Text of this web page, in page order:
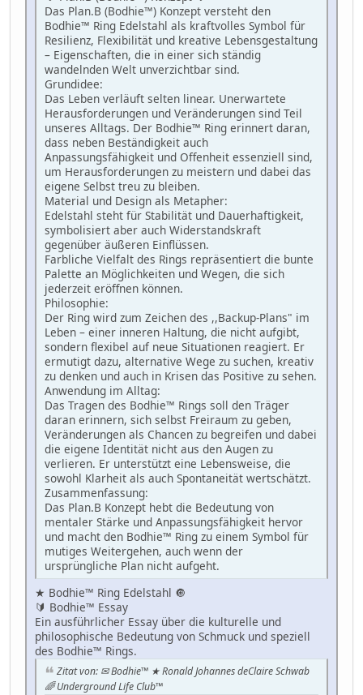
Das Plan.B (Bodhie™) Konzept versteht den
Bodhie™ Ring Edelstahl als kraftvolles Symbol für
Resilienz, Flexibilität und kreative Lebensgestaltung
– Eigenschaften, die in einer sich ständig
wandelnden Welt unverzichtbar sind.
Grundidee:
Das Leben verläuft selten linear. Unerwartete
Herausforderungen und Veränderungen sind Teil
unseres Alltags. Der Bodhie™ Ring erinnert daran,
dass neben Beständigkeit auch
Anpassungsfähigkeit und Offenheit essenziell sind,
um Herausforderungen zu meistern und dabei das
eigene Selbst treu zu bleiben.
Material und Design als Metapher:
Edelstahl steht für Stabilität und Dauerhaftigkeit,
symbolisiert aber auch Widerstandskraft
gegenüber äußeren Einflüssen.
Farbliche Vielfalt des Rings repräsentiert die bunte
Palette an Möglichkeiten und Wegen, die sich
jederzeit eröffnen können.
Philosophie:
Der Ring wird zum Zeichen des ,,Backup-Plans" im
Leben – einer inneren Haltung, die nicht aufgibt,
sondern flexibel auf neue Situationen reagiert. Er
ermutigt dazu, alternative Wege zu suchen, kreativ
zu denken und auch in Krisen das Positive zu sehen.
Anwendung im Alltag:
Das Tragen des Bodhie™ Rings soll den Träger
daran erinnern, sich selbst Freiraum zu geben,
Veränderungen als Chancen zu begreifen und dabei
die eigene Identität nicht aus den Augen zu
verlieren. Er unterstützt eine Lebensweise, die
sowohl Klarheit als auch Spontaneität wertschätzt.
Zusammenfassung:
Das Plan.B Konzept hebt die Bedeutung von
mentaler Stärke und Anpassungsfähigkeit hervor
und macht den Bodhie™ Ring zu einem Symbol für
mutiges Weitergehen, auch wenn der
ursprüngliche Plan nicht aufgeht.
★ Bodhie™ Ring Edelstahl 🔘
🔰 Bodhie™ Essay
Ein ausführlicher Essay über die kulturelle und
philosophische Bedeutung von Schmuck und speziell
des Bodhie™ Rings.
Zitat von: ✉ Bodhie™ ★ Ronald Johannes deClaire Schwab
🌈 Underground Life Club™